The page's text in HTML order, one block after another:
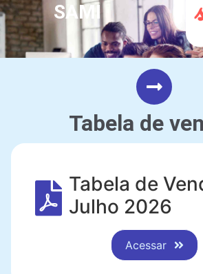
SAMI
Tabela de
Tabela de
Julho 2026
Acessar